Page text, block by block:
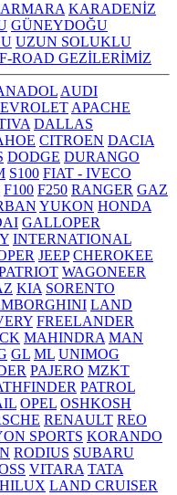
KARADENİZ
GÜNEYDOĞU
UZUN SOLUKLU
ROAD GEZİLERİMİZ
AUDI
APACHE
DALLAS
CITROEN DACIA
DODGE DURANGO
S100 FIAT - IVECO
F100 F250 RANGER GAZ
YUKON HONDA
GALLOPER
INTERNATIONAL
JEEP CHEROKEE
WAGONEER
KIA SORENTO
LAND
FREELANDER
MAHINDRA MAN
GL ML UNIMOG
PAJERO MZKT
PATROL
OPEL OSHKOSH
RENAULT REO
SPORTS KORANDO
RODIUS SUBARU
VITARA TATA
HILUX LAND CRUISER